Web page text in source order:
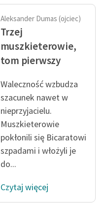
Aleksander Dumas (ojciec)
Trzej
muszkieterowie,
tom pierwszy
Waleczność wzbudza
szacunek nawet w
nieprzyjacielu.
Muszkieterowie
pokłonili się Bicaratowi
szpadami i włożyli je
do...
Czytaj więcej